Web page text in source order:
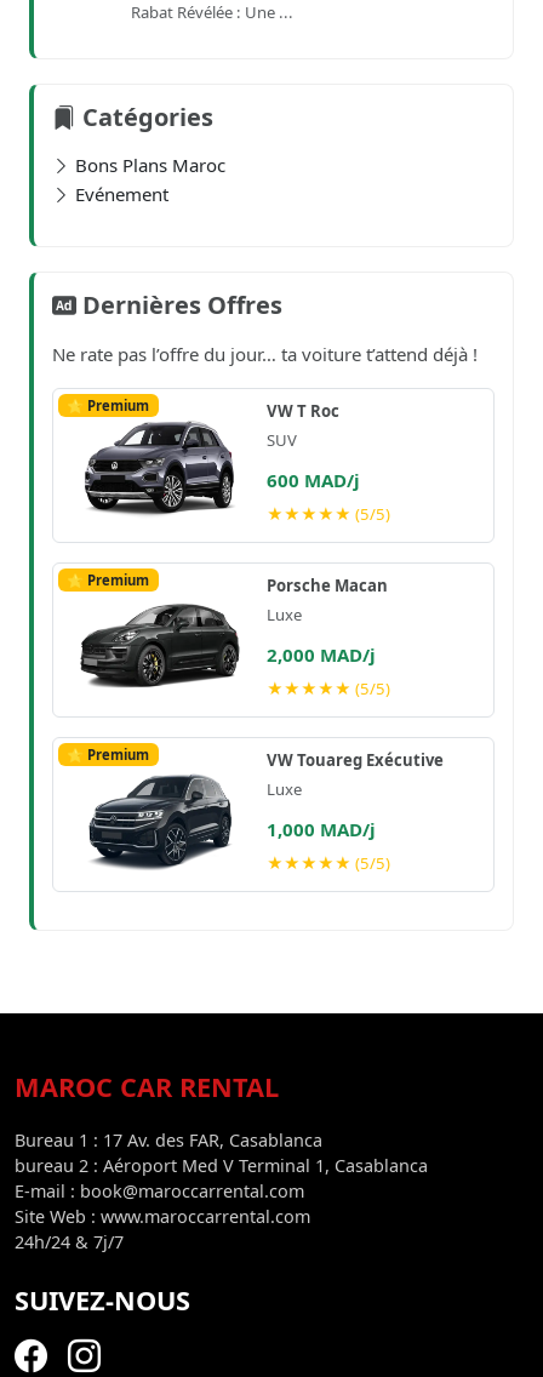
Rabat Révélée : Une ...
Catégories
Bons Plans Maroc
Evénement
Dernières Offres
Ne rate pas l’offre du jour… ta voiture t’attend déjà !
⭐ Premium
VW T Roc
SUV
600 MAD/j
★★★★★ (5/5)
⭐ Premium
Porsche Macan
Luxe
2,000 MAD/j
★★★★★ (5/5)
⭐ Premium
VW Touareg Exécutive
Luxe
1,000 MAD/j
★★★★★ (5/5)
MAROC CAR RENTAL
Bureau 1 : 17 Av. des FAR, Casablanca
bureau 2 : Aéroport Med V Terminal 1, Casablanca
E-mail : book@maroccarrental.com
Site Web : www.maroccarrental.com
24h/24 & 7j/7
SUIVEZ-NOUS